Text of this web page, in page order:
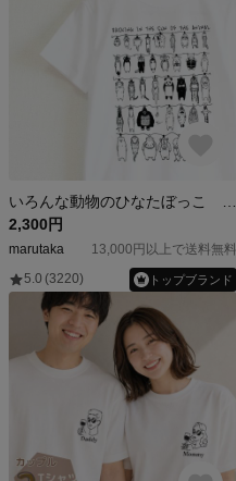
2,300円
marutaka
13,000円以上で送料無料
5.0 (3220) トップブランド